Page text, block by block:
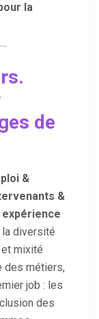
la
.
de
&
&
la diversité
et mixité
des métiers,
job : les
des